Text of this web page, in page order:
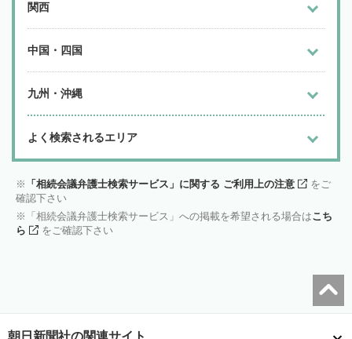
関西
中国・四国
九州・沖縄
よく検索されるエリア
「相続会議弁護士検索サービス」に関する ご利用上の注意
をご
確認下さい
「相続会議弁護士検索サービス」への掲載を希望される場合はこち
ら
をご確認下さい
朝日新聞社の関連サイト